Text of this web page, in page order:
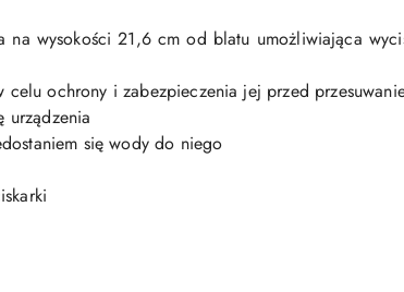
na wysokości 21,6 cm od blatu umożliwiająca
celu ochrony i zabezpieczenia jej przed
urządzenia
się wody do niego